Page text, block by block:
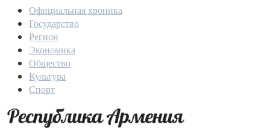
Официальная хроника
Государство
Регион
Экономика
Общество
Культура
Спорт